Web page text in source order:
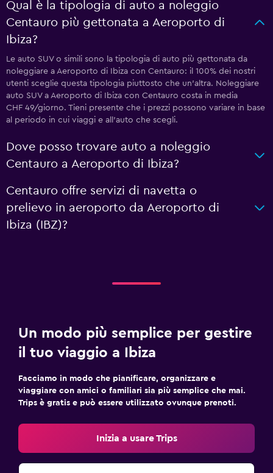
Qual è la tipologia di auto a noleggio
Centauro più gettonata a Aeroporto di
Ibiza?
Le auto SUV o simili sono la tipologia di auto più gettonata da
noleggiare a Aeroporto di Ibiza con Centauro: il 100% dei nostri
utenti sceglie questa tipologia piuttosto che un'altra. Noleggiare
auto SUV a Aeroporto di Ibiza con Centauro costa in media
CHF 49/giorno. Tieni presente che i prezzi possono variare in base
al periodo in cui viaggi e all'auto che scegli.
Dove posso trovare auto a noleggio
Centauro a Aeroporto di Ibiza?
Centauro offre servizi di navetta o
prelievo in aeroporto da Aeroporto di
Ibiza (IBZ)?
Un modo più semplice per gestire
il tuo viaggio a Ibiza
Facciamo in modo che pianificare, organizzare e
viaggiare con amici o familiari sia più semplice che mai.
Trips è gratis e può essere utilizzato ovunque prenoti.
Inizia a usare Trips